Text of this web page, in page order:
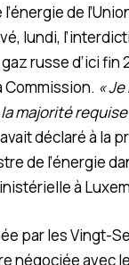
de
lundi,
russe d’ici fin
«
majorité
déclaré à la
de l’énergie
à
par les Vingt-
négociée avec